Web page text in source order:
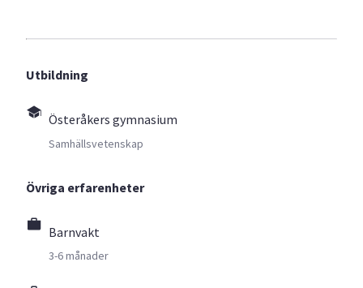
Utbildning
Österåkers gymnasium
Samhällsvetenskap
Övriga erfarenheter
Barnvakt
3-6 månader